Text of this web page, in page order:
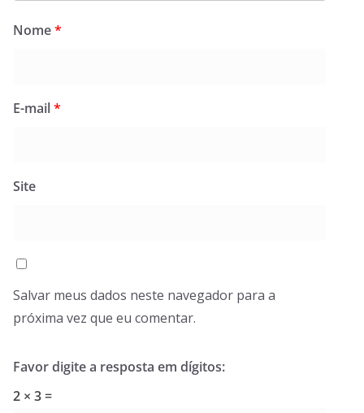
Nome*
E-mail*
Site
Salvar meus dados neste navegador para a
próxima vez que eu comentar.
Favor digite a resposta em dígitos:
2 × 3 =